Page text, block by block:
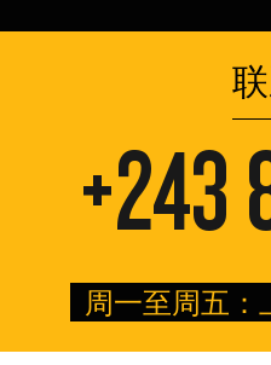
+243
周一至周五：